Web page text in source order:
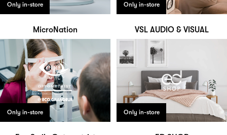
Only in-store
MicroNation
Only in-store
VSL AUDIO & VISUAL
Only in-store Only in-store